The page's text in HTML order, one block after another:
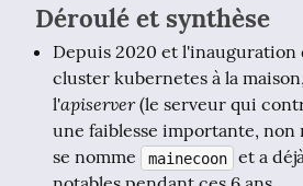
Déroulé et synthèse
Depuis 2020 et l'inauguration
cluster kubernetes à la
l'apiserver(le serveur qui
une faiblesse importante, non
se nomme
mainecoon
et a